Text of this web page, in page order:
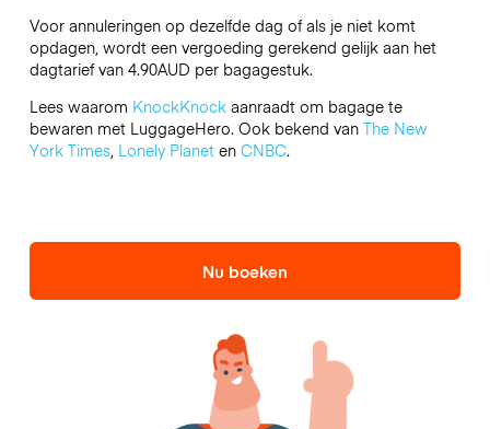
Voor annuleringen op dezelfde dag of als je niet komt
opdagen, wordt een vergoeding gerekend gelijk aan het
dagtarief van 4.90AUD per bagagestuk.
Lees waarom KnockKnockaanraadt om bagage te
bewaren met LuggageHero. Ook bekend van The New
York Times, Lonely Planeten CNBC.
Nu boeken